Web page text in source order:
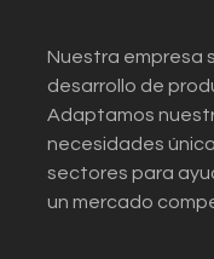
Nuestra empresa
desarrollo de
Adaptamos
necesidades
sectores para
un mercado